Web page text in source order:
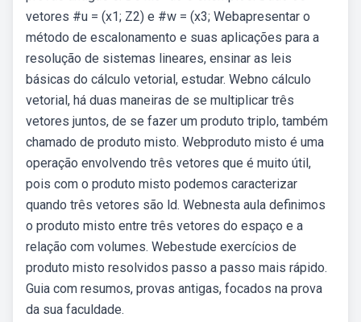
vetores #u = (x1; Z2) e #w = (x3; Webapresentar o
método de escalonamento e suas aplicações para a
resolução de sistemas lineares, ensinar as leis
básicas do cálculo vetorial, estudar. Webno cálculo
vetorial, há duas maneiras de se multiplicar três
vetores juntos, de se fazer um produto triplo, também
chamado de produto misto. Webproduto misto é uma
operação envolvendo três vetores que é muito útil,
pois com o produto misto podemos caracterizar
quando três vetores são ld. Webnesta aula definimos
o produto misto entre três vetores do espaço e a
relação com volumes. Webestude exercícios de
produto misto resolvidos passo a passo mais rápido.
Guia com resumos, provas antigas, focados na prova
da sua faculdade.